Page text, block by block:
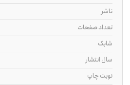
ناشر
تعداد صفحات
شابک
سال انتشار
نوبت چاپ